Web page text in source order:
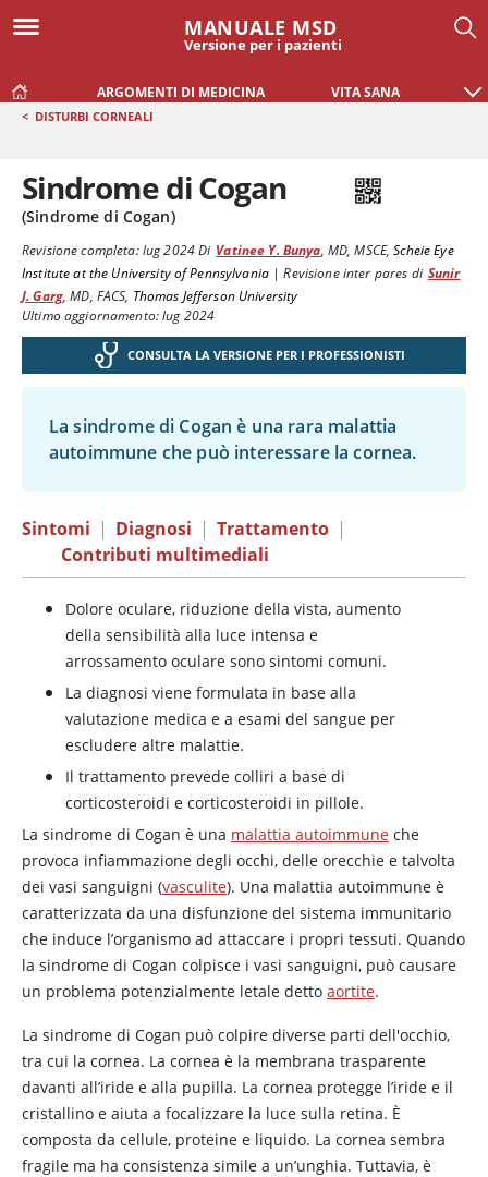
MANUALE MSD
Versione per i pazienti
ARGOMENTI DI MEDICINA VITA SANA
< DISTURBI CORNEALI
Sindrome di Cogan
(Sindrome di Cogan)
Revisione completa:lug 2024Di Vatinee Y. Bunya, MD, MSCE,Scheie Eye
Institute at the University of Pennsylvania |Revisione inter pares di Sunir
J. Garg,MD, FACS, Thomas Jefferson University
Ultimo aggiornamento: lug 2024
CONSULTA LA VERSIONE PER I PROFESSIONISTI
La sindrome di Cogan è una rara malattia
autoimmune che può interessare la cornea.
Sintomi | Diagnosi | Trattamento |
Contributi multimediali
Dolore oculare, riduzione della vista, aumento
della sensibilità alla luce intensa e
arrossamento oculare sono sintomi comuni.
La diagnosi viene formulata in base alla
valutazione medica e a esami del sangue per
escludere altre malattie.
Il trattamento prevede colliri a base di
corticosteroidi e corticosteroidi in pillole.
La sindrome di Cogan è una malattia autoimmune che
provoca infiammazione degli occhi, delle orecchie e talvolta
dei vasi sanguigni (vasculite). Una malattia autoimmune è
caratterizzata da una disfunzione del sistema immunitario
che induce l’organismo ad attaccare i propri tessuti. Quando
la sindrome di Cogan colpisce i vasi sanguigni, può causare
un problema potenzialmente letale detto aortite.
La sindrome di Cogan può colpire diverse parti dell'occhio,
tra cui la cornea. La cornea è la membrana trasparente
davanti all’iride e alla pupilla. La cornea protegge l’iride e il
cristallino e aiuta a focalizzare la luce sulla retina. È
composta da cellule, proteine e liquido. La cornea sembra
fragile ma ha consistenza simile a un’unghia. Tuttavia, è